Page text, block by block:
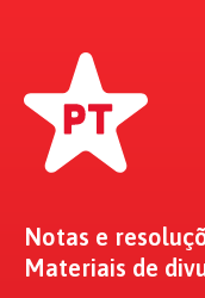
Notas e
Materiais de